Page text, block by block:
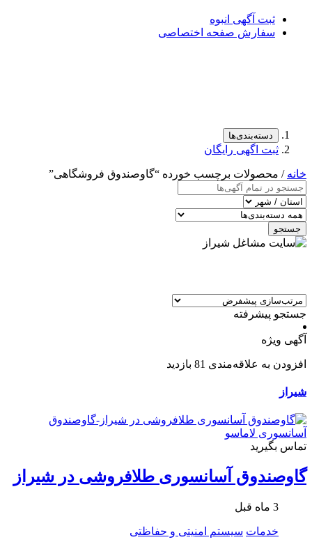
ثبت آگهی انبوه
سفارش صفحه اختصاصی
دسته‌بندی‌ها
ثبت اگهی رایگان
خانه / محصولات برچسب خورده “گاوصندوق فروشگاهی”
جستجو
جستجو پیشرفته
آگهی ویژه
افزودن به علاقه‌مندی 81 بازدید
شیراز
تماس بگیرید
گاوصندوق آسانسوری طلافروشی در شیراز
3 ماه قبل
خدمات سیستم امنیتی و حفاظتی